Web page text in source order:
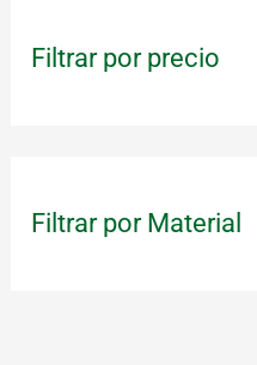
Filtrar por precio
Filtrar por Material